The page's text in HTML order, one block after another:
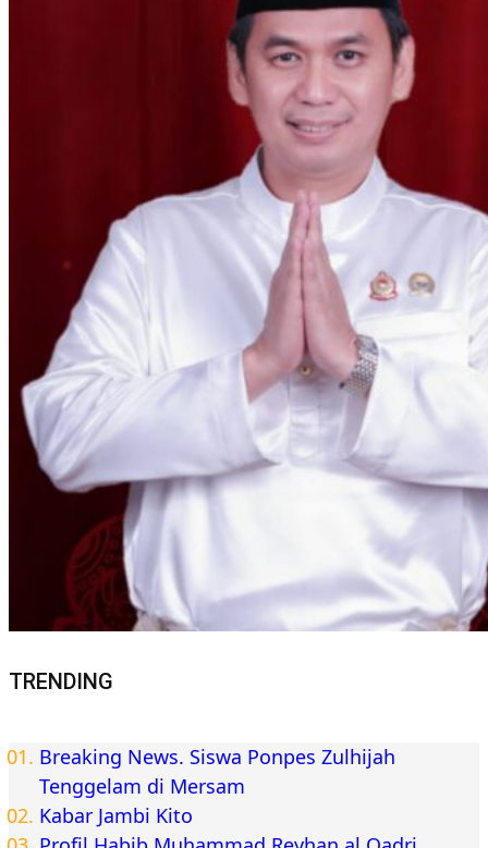
TRENDING
Breaking News. Siswa Ponpes Zulhijah
Tenggelam di Mersam
Kabar Jambi Kito